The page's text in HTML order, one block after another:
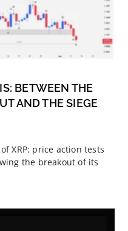
BETWEEN THE
AND THE SIEGE
XRP: price action tests
the breakout of its